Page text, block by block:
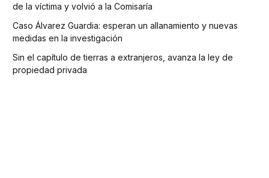
de la víctima y volvió a la Comisaría
Caso Álvarez Guardia: esperan un allanamiento y nuevas
medidas en la investigación
Sin el capítulo de tierras a extranjeros, avanza la ley de
propiedad privada